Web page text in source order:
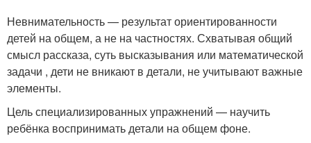
Невнимательность — результат ориентированности
детей на общем, а не на частностях. Схватывая общий
смысл рассказа, суть высказывания или математической
задачи , дети не вникают в детали, не учитывают важные
элементы.
Цель специализированных упражнений — научить
ребёнка воспринимать детали на общем фоне.